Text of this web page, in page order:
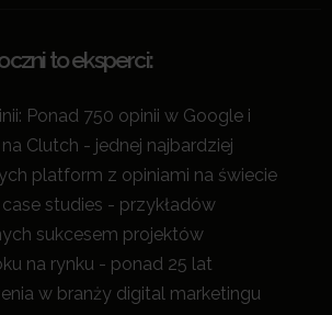
to eksperci:
Ponad 750 opinii w Google i
Clutch - jednej najbardziej
platform z opiniami na świecie
case studies - przykładów
sukcesem projektów
na rynku - ponad 25 lat
w branży digital marketingu